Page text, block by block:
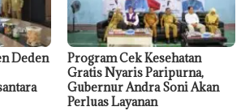
Deden
Program Cek Kesehatan
Gratis Nyaris Paripurna,
Gubernur Andra Soni Akan
Perluas Layanan